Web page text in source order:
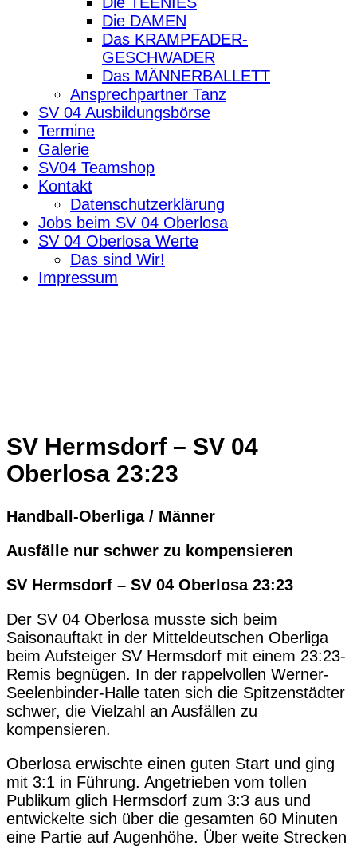
Die DAMEN
Das KRAMPFADER-
GESCHWADER
Das MÄNNERBALLETT
Ansprechpartner Tanz
SV 04 Ausbildungsbörse
Termine
Galerie
SV04 Teamshop
Kontakt
Datenschutzerklärung
Jobs beim SV 04 Oberlosa
SV 04 Oberlosa Werte
Das sind Wir!
Impressum
SV Hermsdorf – SV 04
Oberlosa 23:23
Handball-Oberliga / Männer
Ausfälle nur schwer zu kompensieren
SV Hermsdorf – SV 04 Oberlosa 23:23
Der SV 04 Oberlosa musste sich beim
Saisonauftakt in der Mitteldeutschen Oberliga
beim Aufsteiger SV Hermsdorf mit einem 23:23-
Remis begnügen. In der rappelvollen Werner-
Seelenbinder-Halle taten sich die Spitzenstädter
schwer, die Vielzahl an Ausfällen zu
kompensieren.
Oberlosa erwischte einen guten Start und ging
mit 3:1 in Führung. Angetrieben vom tollen
Publikum glich Hermsdorf zum 3:3 aus und
entwickelte sich über die gesamten 60 Minuten
eine Partie auf Augenhöhe. Über weite Strecken